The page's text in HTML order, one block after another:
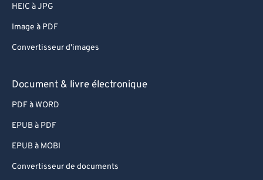
HEIC à JPG
Image à PDF
Convertisseur d'images
Document & livre électronique
PDF à WORD
EPUB à PDF
EPUB à MOBI
Convertisseur de documents